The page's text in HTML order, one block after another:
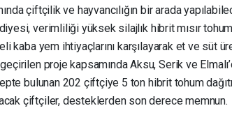
çiftçilik ve hayvancılığın bir arada
verimliliği yüksek silajlık hibrit mısır
kaba yem ihtiyaçlarını karşılayarak et ve süt
proje kapsamında Aksu, Serik ve
bulunan 202 çiftçiye 5 ton hibrit tohum
çiftçiler, desteklerden son derece memnun.